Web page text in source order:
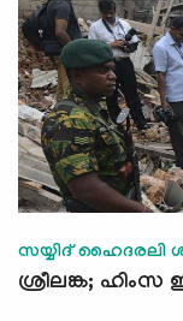
സയ്യിദ് ഹൈദരലി
ശ്രീലങ്ക; ഹിംസ